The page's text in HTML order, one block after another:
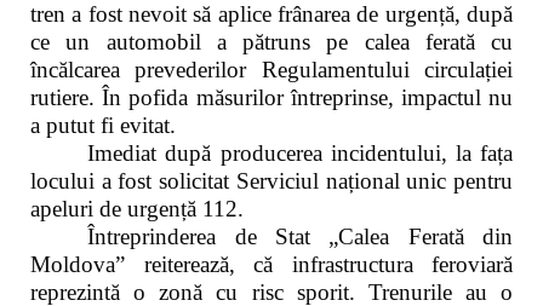
tren a fost nevoit să aplice frânarea de urgență, după
ce un automobil a pătruns pe calea ferată cu
încălcarea prevederilor Regulamentului circulației
rutiere. În pofida măsurilor întreprinse, impactul nu
a putut fi evitat.
Imediat după producerea incidentului, la fața
locului a fost solicitat Serviciul național unic pentru
apeluri de urgență 112.
Întreprinderea de Stat „Calea Ferată din
Moldova” reiterează, că infrastructura feroviară
reprezintă o zonă cu risc sporit. Trenurile au o